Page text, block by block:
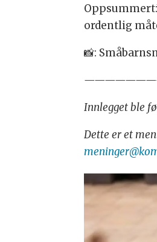
ordentlig
📸:
Innlegget ble
Dette er et